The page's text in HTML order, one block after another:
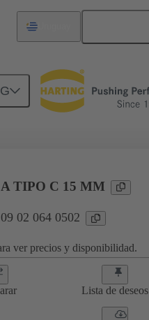
09 02 064 0502
TIPO C 15 MM
02 064 0502
ver precios y disponibilidad.
Lista de deseos